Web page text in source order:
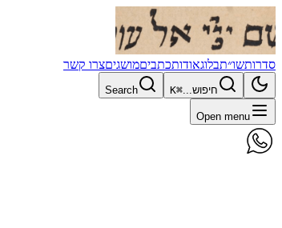
סדרותשו״תבלוגאודותכתביםמושגיםצרו קשר
חיפוש...⌘K
Search
Open menu